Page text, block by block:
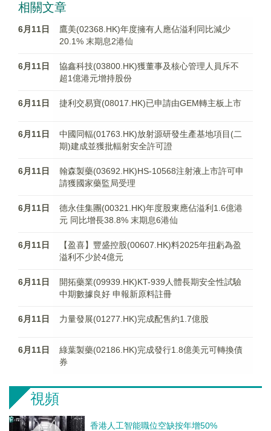
相關文章
6月11日
鷹美(02368.HK)年度擁有人應佔溢利同比減少
20.1% 末期息2港仙
6月11日
協鑫科技(03800.HK)獲董事及核心管理人員斥不
超1億港元增持股份
6月11日 捷利交易寶(08017.HK)已申請由GEM轉主板上市
6月11日
中國同輻(01763.HK)放射源研發生產基地項目(二
期)建成並獲批輻射安全許可證
6月11日
翰森製藥(03692.HK)HS-10568注射液上市許可申
請獲國家藥監局受理
6月11日
德永佳集團(00321.HK)年度股東應佔溢利1.6億港
元 同比增長38.8% 末期息6港仙
6月11日
【盈喜】豐盛控股(00607.HK)料2025年扭虧為盈
溢利不少於4億元
6月11日
開拓藥業(09939.HK)KT-939人體長期安全性試驗
中期數據良好 申報新原料註冊
6月11日 力量發展(01277.HK)完成配售約1.7億股
6月11日
綠葉製藥(02186.HK)完成發行1.8億美元可轉換債
券
視頻
香港人工智能職位空缺按年增50%